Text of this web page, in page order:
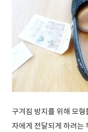
구겨짐 방지를 위해 모
자에게 전달되게 하려는